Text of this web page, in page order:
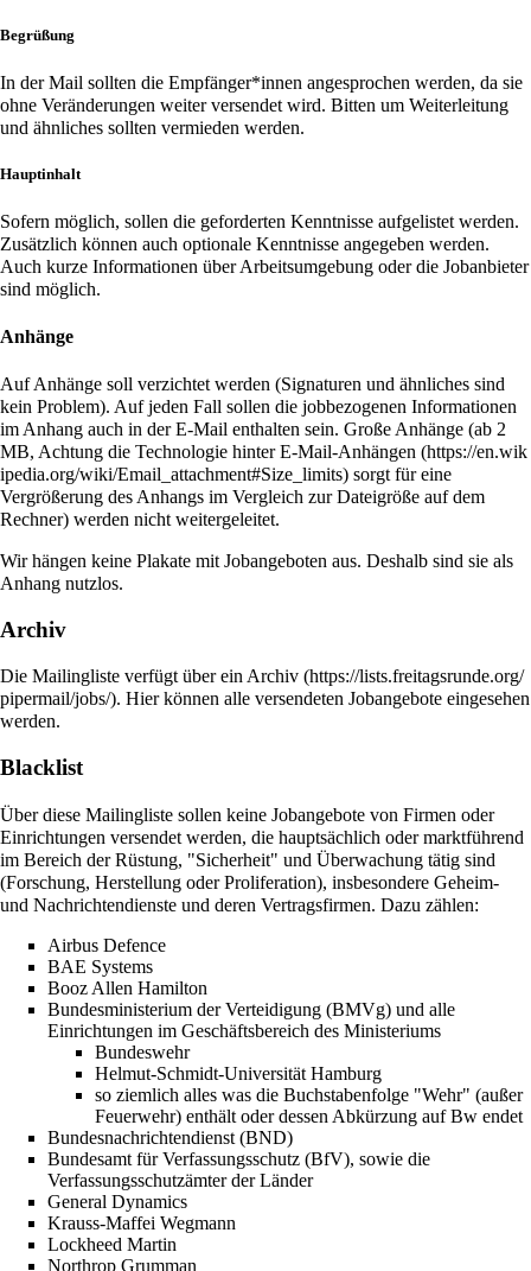
Begrüßung
In der Mail sollten die Empfänger*innen angesprochen werden, da sie
ohne Veränderungen weiter versendet wird. Bitten um Weiterleitung
und ähnliches sollten vermieden werden.
Hauptinhalt
Sofern möglich, sollen die geforderten Kenntnisse aufgelistet werden.
Zusätzlich können auch optionale Kenntnisse angegeben werden.
Auch kurze Informationen über Arbeitsumgebung oder die Jobanbieter
sind möglich.
Anhänge
Auf Anhänge soll verzichtet werden (Signaturen und ähnliches sind
kein Problem). Auf jeden Fall sollen die jobbezogenen Informationen
im Anhang auch in der E-Mail enthalten sein. Große Anhänge (ab 2
MB, Achtung die Technologie hinter E-Mail-Anhängen
sorgt für eine
Vergrößerung des Anhangs im Vergleich zur Dateigröße auf dem
Rechner) werden nicht weitergeleitet.
Wir hängen keine Plakate mit Jobangeboten aus. Deshalb sind sie als
Anhang nutzlos.
Archiv
Die Mailingliste verfügt über einArchiv
. Hier können alle versendeten Jobangebote eingesehen
werden.
Blacklist
Über diese Mailingliste sollen keine Jobangebote von Firmen oder
Einrichtungen versendet werden, die hauptsächlich oder marktführend
im Bereich der Rüstung, "Sicherheit" und Überwachung tätig sind
(Forschung, Herstellung oder Proliferation), insbesondere Geheim-
und Nachrichtendienste und deren Vertragsfirmen. Dazu zählen:
Airbus Defence
BAE Systems
Booz Allen Hamilton
Bundesministerium der Verteidigung (BMVg) und alle
Einrichtungen im Geschäftsbereich des Ministeriums
Bundeswehr
Helmut-Schmidt-Universität Hamburg
so ziemlich alles was die Buchstabenfolge "Wehr" (außer
Feuerwehr) enthält oder dessen Abkürzung auf Bw endet
Bundesnachrichtendienst (BND)
Bundesamt für Verfassungsschutz (BfV), sowie die
Verfassungsschutzämter der Länder
General Dynamics
Krauss-Maffei Wegmann
Lockheed Martin
Northrop Grumman